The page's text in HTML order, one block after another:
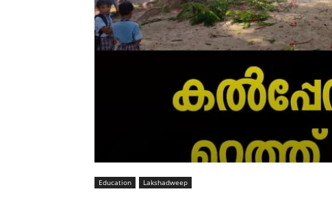
Education Lakshadweep